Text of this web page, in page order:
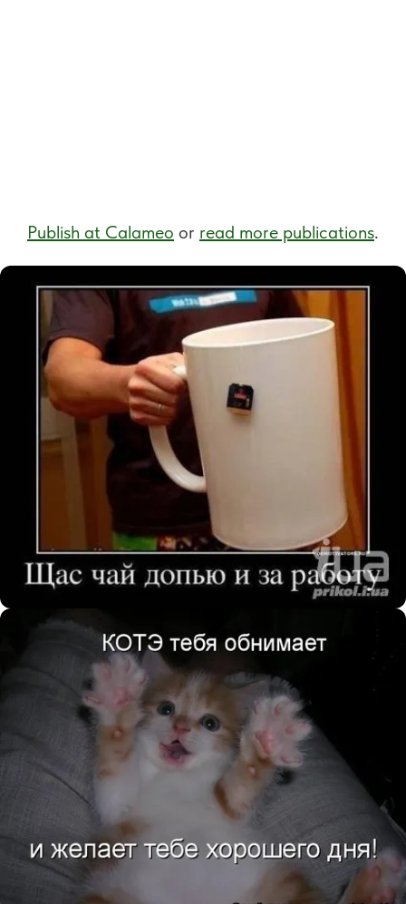
Publish at Calameo or read more publications.